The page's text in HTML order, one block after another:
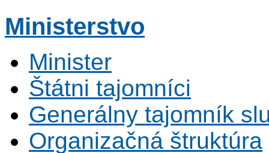
Ministerstvo
Minister
Štátni tajomníci
Generálny tajomník
Organizačná štruktúra